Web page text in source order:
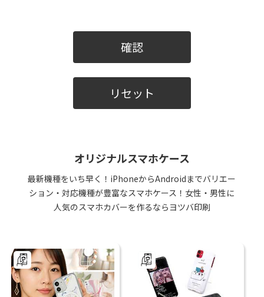
オリジナルスマホケース
最新機種をいち早く！iPhoneからAndroidまでバリエー
ション・対応機種が豊富なスマホケース！女性・男性に
人気のスマホカバーを作るならヨツバ印刷